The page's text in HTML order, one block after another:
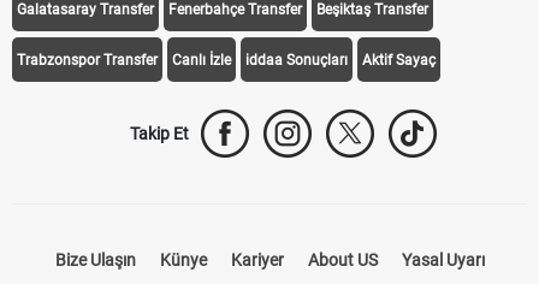
Galatasaray Transfer Fenerbahçe Transfer Beşiktaş Transfer
Trabzonspor Transfer Canlı İzle iddaa Sonuçları Aktif Sayaç
Takip Et
Bize Ulaşın Künye Kariyer About US Yasal Uyarı